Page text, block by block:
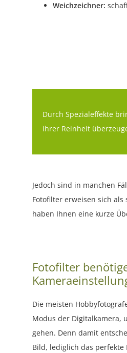
Weichzeichner:
Durch Spezialeffekte
ihrer Reinheit
Jedoch sind in manchen
Fotofilter erweisen sich
haben Ihnen eine kurze
Fotofilter
Die meisten
Modus der Digitalkamera,
gehen. Denn damit
Bild, lediglich das perfekte